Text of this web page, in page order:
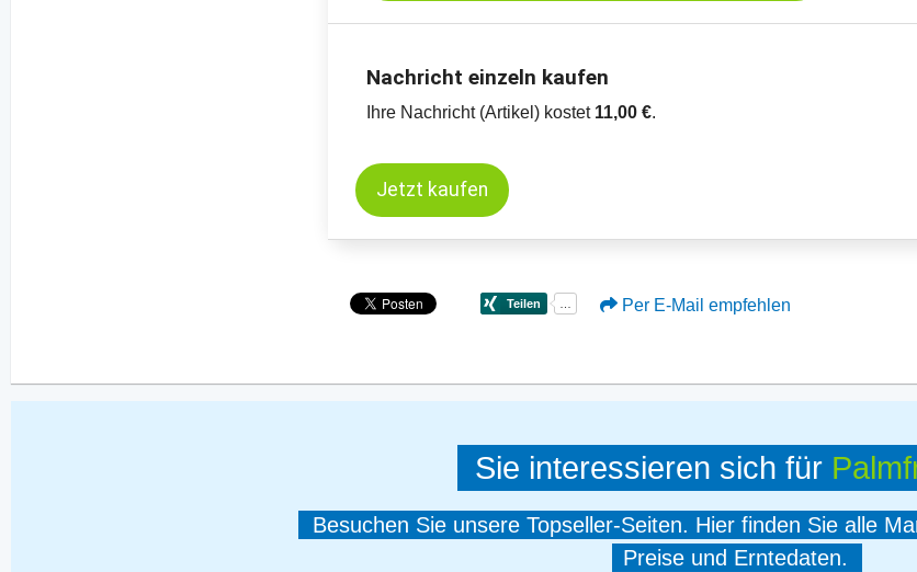
Nachricht einzeln kaufen
Ihre Nachricht (Artikel) kostet 11,00 €.
Jetzt kaufen
Per E-Mail empfehlen
Sie interessieren sich für
Besuchen Sie unsere Topseller-Seiten. Hier finden Sie alle
Preise und Erntedaten.